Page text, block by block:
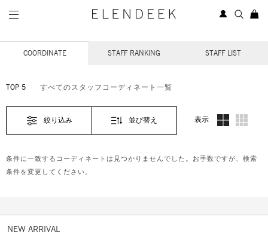
STAFF COORDINATE
COORDINATE STAFF RANKING STAFF LIST
TOP 5 すべてのスタッフコーディネート一覧
絞り込み 並び替え 表示
条件に一致するコーディネートは見つかりませんでした。お手数ですが、検索
条件を変更してください。
NEW ARRIVAL